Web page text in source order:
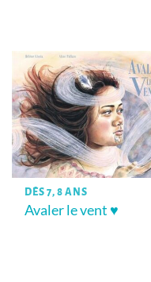
DÈS 7, 8 ANS
Avaler le vent ♥